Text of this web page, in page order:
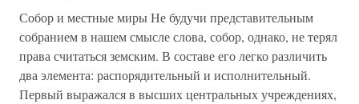
Собор и местные миры Не будучи представительным
собранием в нашем смысле слова, собор, однако, не терял
права считаться земским. В составе его легко различить
два элемента: распорядительный и исполнительный.
Первый выражался в высших центральных учреждениях,